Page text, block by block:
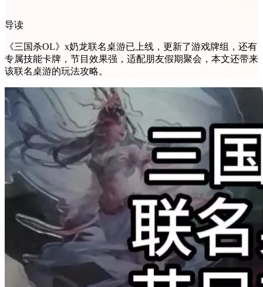
导读
《三国杀OL》x奶龙联名桌游已上线，更新了游戏牌组，还有
专属技能卡牌，节目效果强，适配朋友假期聚会，本文还带来
该联名桌游的玩法攻略。